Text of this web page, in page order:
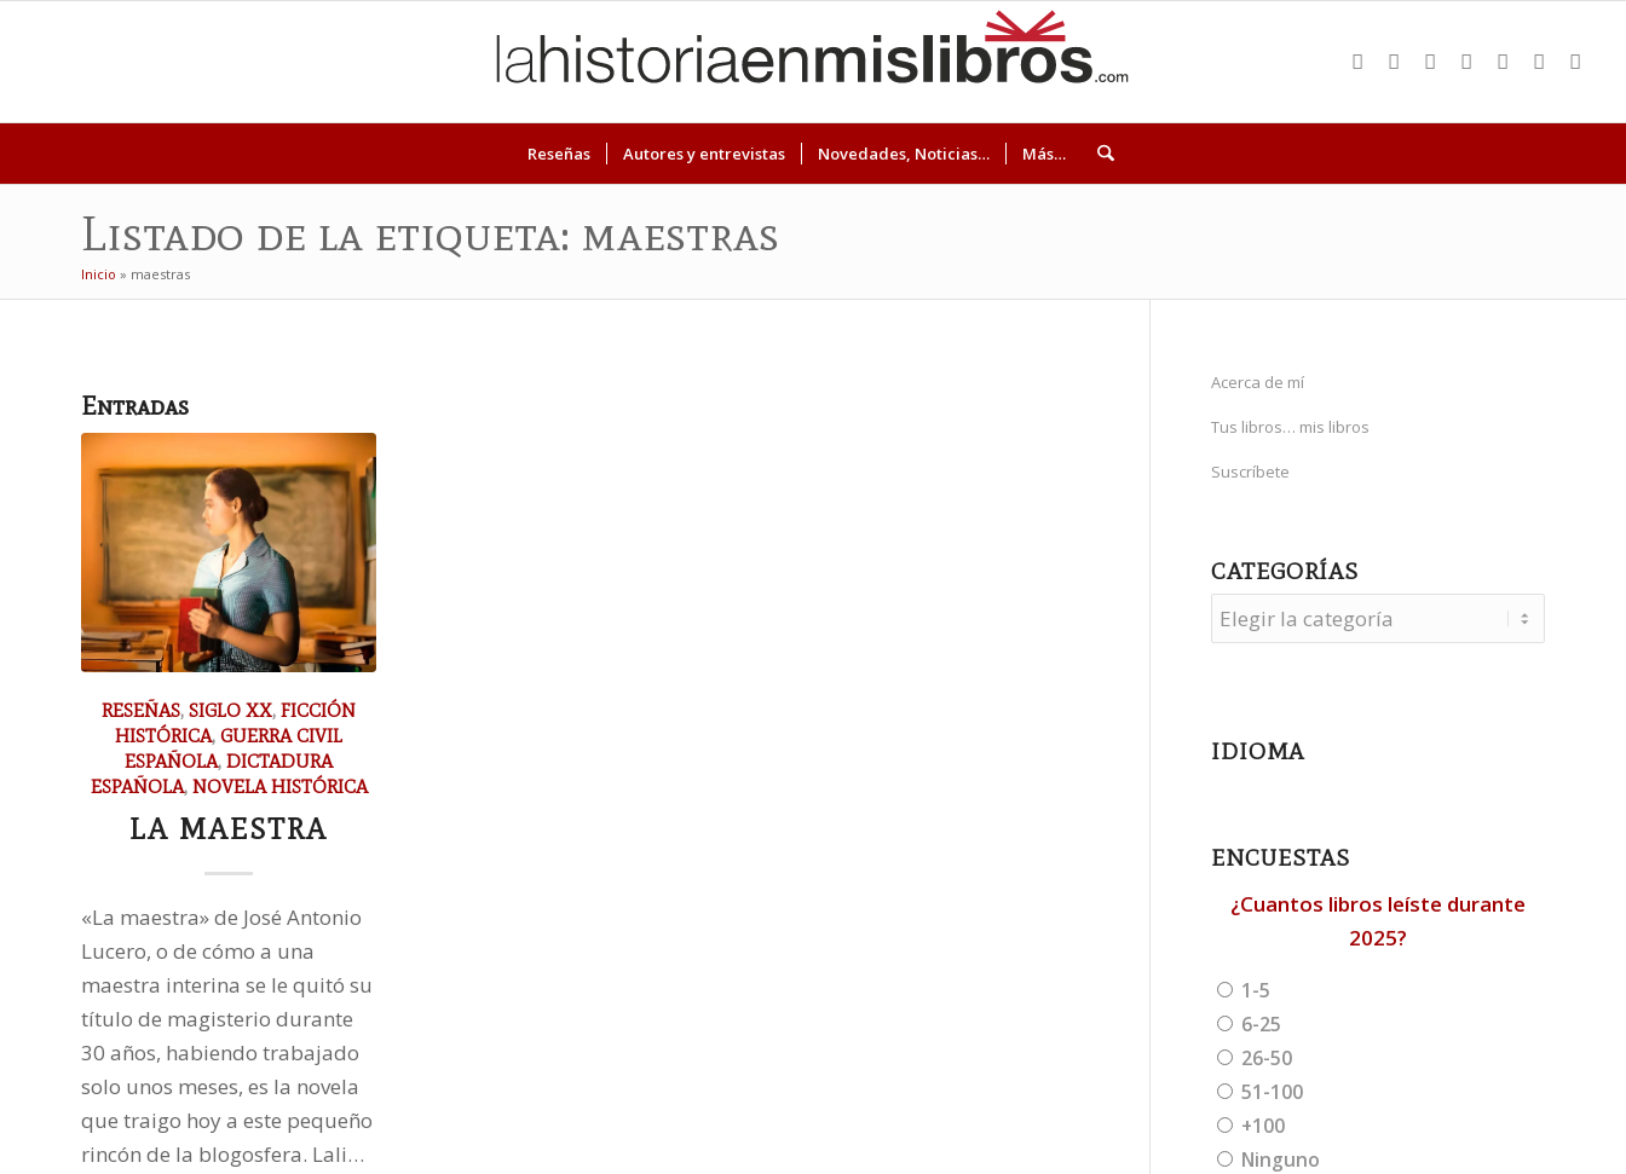
Reseñas Autores y entrevistas Novedades, Noticias… Más…
Listado de la etiqueta: maestras
Inicio » maestras
Entradas
RESEÑAS,SIGLO XX,FICCIÓN
HISTÓRICA,GUERRA CIVIL
ESPAÑOLA,DICTADURA
ESPAÑOLA, NOVELA HISTÓRICA
LA MAESTRA
«La maestra» de José Antonio
Lucero, o de cómo a una
maestra interina se le quitó su
título de magisterio durante
30 años, habiendo trabajado
solo unos meses, es la novela
que traigo hoy a este pequeño
rincón de la blogosfera. Lali…
Acerca de mí
Tus libros… mis libros
Suscríbete
CATEGORÍAS
Categorías
IDIOMA
ENCUESTAS
¿Cuantos libros leíste durante
2025?
1-5
6-25
26-50
51-100
+100
Ninguno